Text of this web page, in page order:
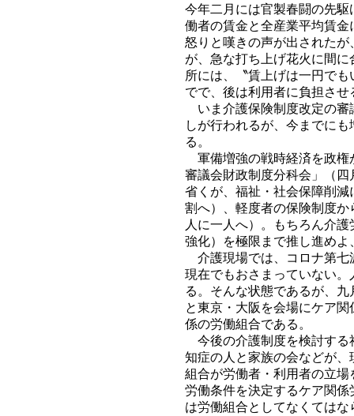
今年二月には官製春闘の先
働者の賃金と全産業平均賃
怒りと嘆きの声が出された
が、急な打ち上げ花火に間
所には、〝賃上げは一円で
でで、後は利用者に負担さ
いま介護保険制度改定の審
しが行われるが、今までに
る。
軍備増強の戦時経済を政権
審議会財政制度分科会」（
省くが、福祉・社会保障削
割へ）、軽度者の保険制度
人に一人へ）。もちろん介
強化）を極限まで推し進め
介護現場では、コロナ第七
現在でもおさまっていない
る。そんな状態であるが、
と東京・大阪を会場にケア
係の労働組合である。
今後の介護制度を検討する
知症の人と家族の会などが
組合が労働者・利用者の立
労働条件を決定するケア関
は労働組合としてなくては